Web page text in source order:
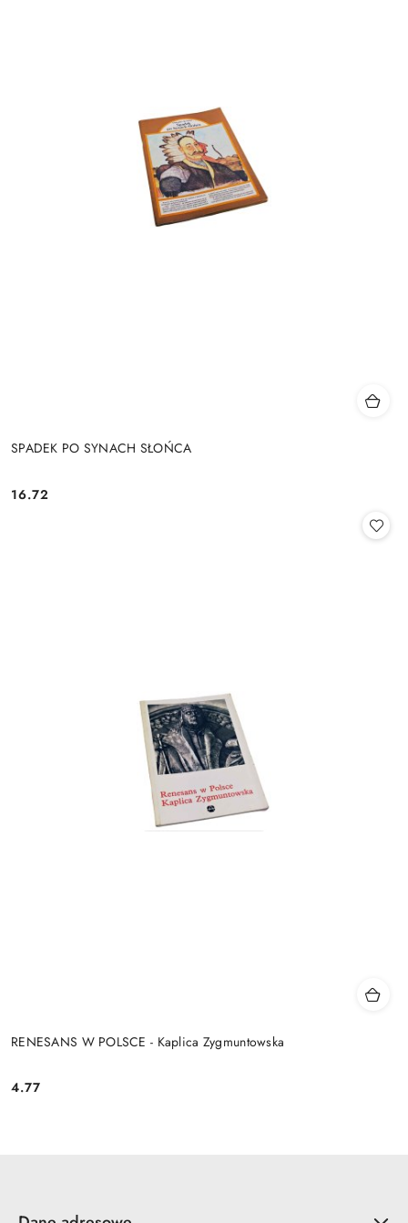
SPADEK PO SYNACH SŁOŃCA
Cena:
16.72
RENESANS W POLSCE - Kaplica Zygmuntowska
Cena:
4.77